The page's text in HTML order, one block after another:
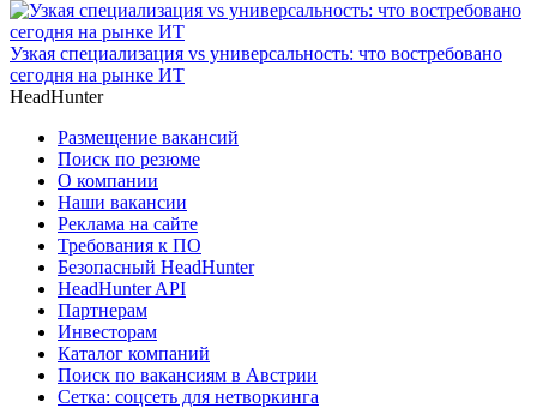
Узкая специализация vs универсальность: что востребовано
сегодня на рынке ИТ
HeadHunter
Размещение вакансий
Поиск по резюме
О компании
Наши вакансии
Реклама на сайте
Требования к ПО
Безопасный HeadHunter
HeadHunter API
Партнерам
Инвесторам
Каталог компаний
Поиск по вакансиям в Австрии
Сетка: соцсеть для нетворкинга